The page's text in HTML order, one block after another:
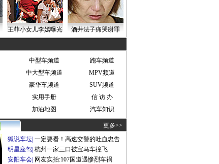
王菲小女儿李嫣曝光 酒井法子痛哭谢罪
中型车频道
跑车频道
中大型车频道
MPV频道
豪华车频道
SUV频道
实用手册
信 访 办
加油地图 汽车知识
更多>>
狐说车坛 一定要看！高速交警的吐血忠告
明星座驾 杭州一家三口被宝马车撞飞
安阳车会 网友实拍:107国道遇惨烈车祸